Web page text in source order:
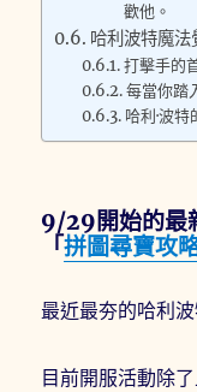
歡他。
哈利波特魔
打擊手的
每當你踏
哈利·波
9/29開始的最
「拼圖尋寶攻
最近最夯的哈利
目前開服活動除